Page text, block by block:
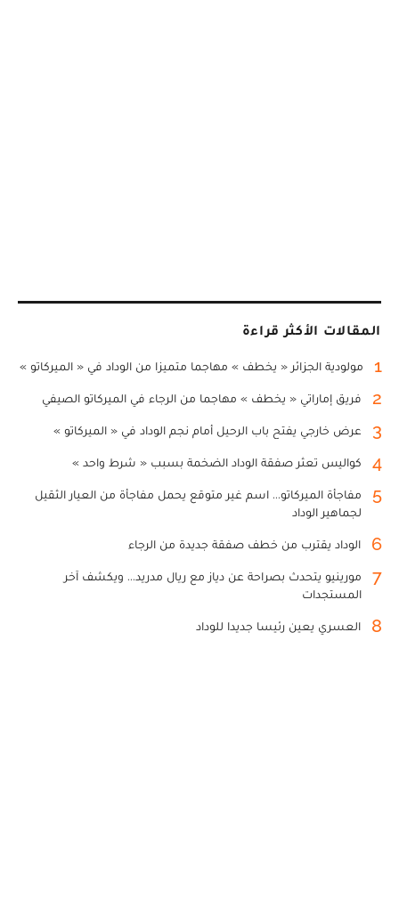
المقالات الأكثر قراءة
1 مولودية الجزائر « يخطف » مهاجما متميزا من الوداد في « الميركاتو »
2 فريق إماراتي « يخطف » مهاجما من الرجاء في الميركاتو الصيفي
3 عرض خارجي يفتح باب الرحيل أمام نجم الوداد في « الميركاتو »
4 كواليس تعثر صفقة الوداد الضخمة بسبب « شرط واحد »
5
مفاجأة الميركاتو... اسم غير متوقع يحمل مفاجأة من العيار الثقيل
لجماهير الوداد
6 الوداد يقترب من خطف صفقة جديدة من الرجاء
7
مورينيو يتحدث بصراحة عن دياز مع ريال مدريد... ويكشف آخر
المستجدات
8 العسري يعين رئيسا جديدا للوداد